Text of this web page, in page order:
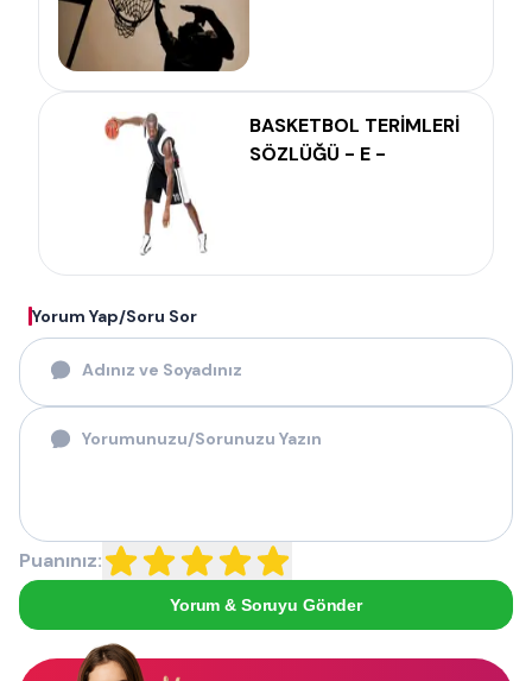
BASKETBOL TERİMLERİ
SÖZLÜĞÜ - E -
Yorum Yap/Soru Sor
Puanınız:
Yorum & Soruyu Gönder